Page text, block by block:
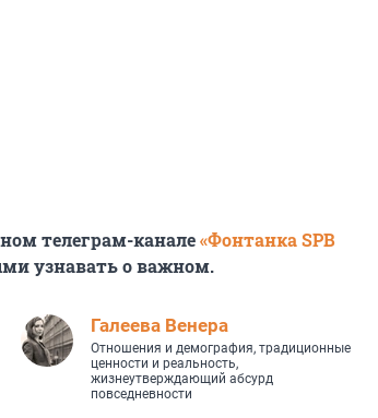
телеграм-канале«Фонтанка SPB
узнавать о важном.
Галеева Венера
Отношения и демография, традиционные
ценности и реальность,
жизнеутверждающий абсурд
повседневности